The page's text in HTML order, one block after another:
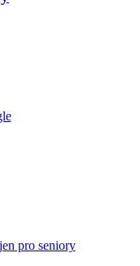
pro seniory